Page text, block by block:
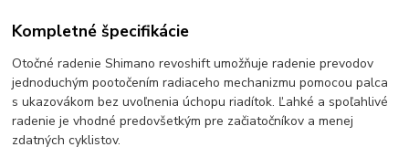
Kompletné špecifikácie
Otočné radenie Shimano revoshift umožňuje radenie prevodov
jednoduchým pootočením radiaceho mechanizmu pomocou palca
s ukazovákom bez uvoľnenia úchopu riadítok. Ľahké a spoľahlivé
radenie je vhodné predovšetkým pre začiatočníkov a menej
zdatných cyklistov.